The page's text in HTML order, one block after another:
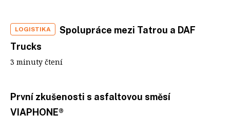
LOGISTIKA
Spolupráce mezi Tatrou a DAF
Trucks
3 minuty čtení
První zkušenosti s asfaltovou směsí
VIAPHONE®